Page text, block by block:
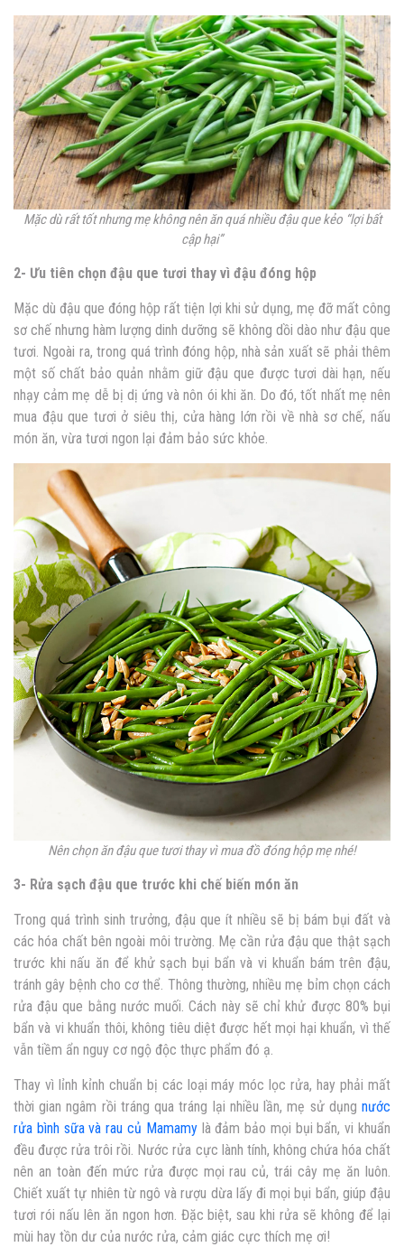
Mặc dù rất tốt nhưng mẹ không nên ăn quá nhiều đậu que kẻo “lợi bất
cập hại”
2- Ưu tiên chọn đậu que tươi thay vì đậu đóng hộp
Mặc dù đậu que đóng hộp rất tiện lợi khi sử dụng, mẹ đỡ mất công
sơ chế nhưng hàm lượng dinh dưỡng sẽ không dồi dào như đậu que
tươi. Ngoài ra, trong quá trình đóng hộp, nhà sản xuất sẽ phải thêm
một số chất bảo quản nhằm giữ đậu que được tươi dài hạn, nếu
nhạy cảm mẹ dễ bị dị ứng và nôn ói khi ăn. Do đó, tốt nhất mẹ nên
mua đậu que tươi ở siêu thị, cửa hàng lớn rồi về nhà sơ chế, nấu
món ăn, vừa tươi ngon lại đảm bảo sức khỏe.
Nên chọn ăn đậu que tươi thay vì mua đồ đóng hộp mẹ nhé!
3- Rửa sạch đậu que trước khi chế biến món ăn
Trong quá trình sinh trưởng, đậu que ít nhiều sẽ bị bám bụi đất và
các hóa chất bên ngoài môi trường. Mẹ cần rửa đậu que thật sạch
trước khi nấu ăn để khử sạch bụi bẩn và vi khuẩn bám trên đậu,
tránh gây bệnh cho cơ thể. Thông thường, nhiều mẹ bỉm chọn cách
rửa đậu que bằng nước muối. Cách này sẽ chỉ khử được 80% bụi
bẩn và vi khuẩn thôi, không tiêu diệt được hết mọi hại khuẩn, vì thế
vẫn tiềm ẩn nguy cơ ngộ độc thực phẩm đó ạ.
Thay vì lỉnh kỉnh chuẩn bị các loại máy móc lọc rửa, hay phải mất
thời gian ngâm rồi tráng qua tráng lại nhiều lần, mẹ sử dụng nước
rửa bình sữa và rau củ Mamamylà đảm bảo mọi bụi bẩn, vi khuẩn
đều được rửa trôi rồi. Nước rửa cực lành tính, không chứa hóa chất
nên an toàn đến mức rửa được mọi rau củ, trái cây mẹ ăn luôn.
Chiết xuất tự nhiên từ ngô và rượu dừa lấy đi mọi bụi bẩn, giúp đậu
tươi rói nấu lên ăn ngon hơn. Đặc biệt, sau khi rửa sẽ không để lại
mùi hay tồn dư của nước rửa, cảm giác cực thích mẹ ơi!